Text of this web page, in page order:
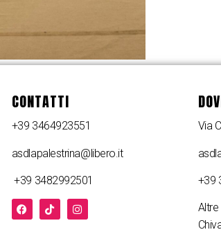
CONTATTI
+39 3464923551
asdlapalestrina@libero.it
+39 3482992501
Via
+39
Altre